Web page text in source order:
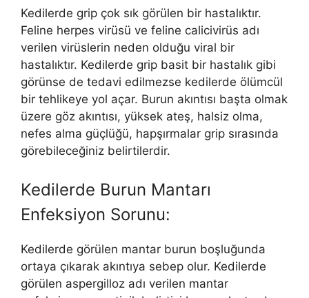
Kedilerde grip çok sık görülen bir hastalıktır.
Feline herpes virüsü ve feline calicivirüs adı
verilen virüslerin neden olduğu viral bir
hastalıktır. Kedilerde grip basit bir hastalık gibi
görünse de tedavi edilmezse kedilerde ölümcül
bir tehlikeye yol açar. Burun akıntısı başta olmak
üzere göz akıntısı, yüksek ateş, halsiz olma,
nefes alma güçlüğü, hapşırmalar grip sırasında
görebileceğiniz belirtilerdir.
Kedilerde Burun Mantarı
Enfeksiyon Sorunu:
Kedilerde görülen mantar burun boşluğunda
ortaya çıkarak akıntıya sebep olur. Kedilerde
görülen aspergilloz adı verilen mantar